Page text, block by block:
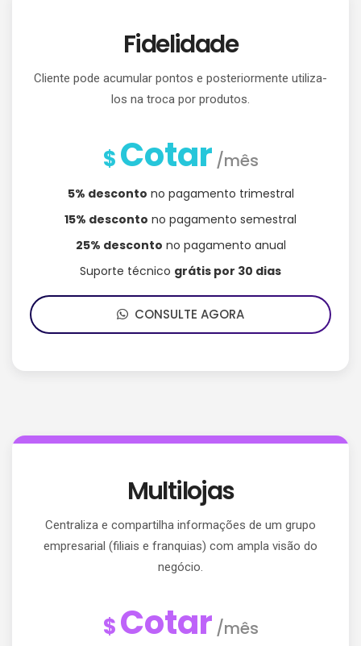
Fidelidade
Cliente pode acumular pontos e posteriormente utiliza-
los na troca por produtos.
$Cotar /mês
5% desconto no pagamento trimestral
15% desconto no pagamento semestral
25% desconto no pagamento anual
Suporte técnico grátis por 30 dias
CONSULTE AGORA
Multilojas
Centraliza e compartilha informações de um grupo
empresarial (filiais e franquias) com ampla visão do
negócio.
$Cotar /mês